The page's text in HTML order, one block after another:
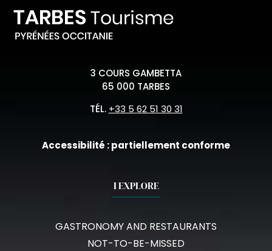
3 COURS GAMBETTA
65 000 TARBES
TÉL. +33 5 62 51 30 31
Accessibilité : partiellement conforme
I EXPLORE
GASTRONOMY AND RESTAURANTS
NOT-TO-BE-MISSED